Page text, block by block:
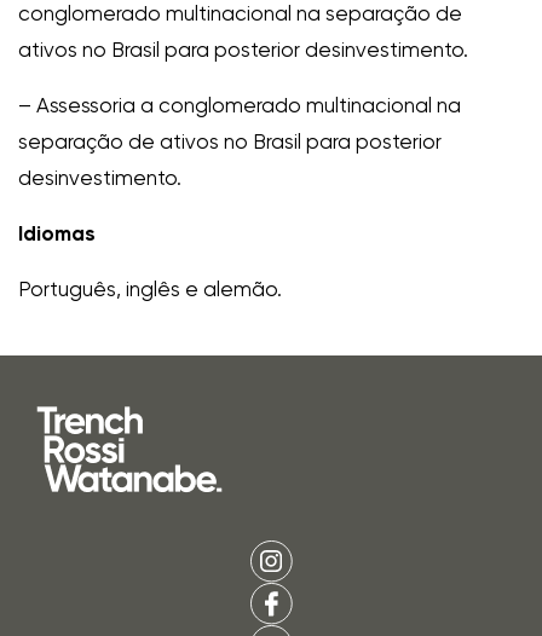
conglomerado multinacional na separação de
ativos no Brasil para posterior desinvestimento.
– Assessoria a conglomerado multinacional na
separação de ativos no Brasil para posterior
desinvestimento.
Idiomas
Português, inglês e alemão.